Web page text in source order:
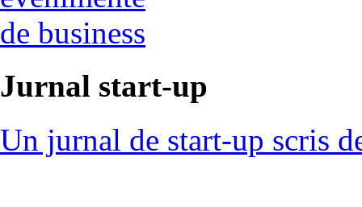
de business
Jurnal start-up
Un jurnal de start-up scris